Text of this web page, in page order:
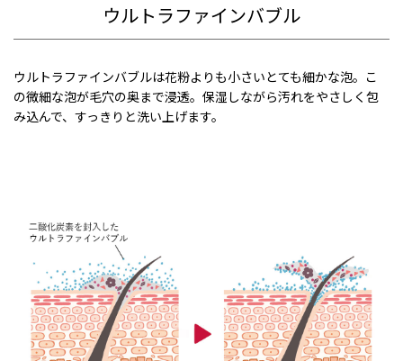
ウルトラファインバブル
ウルトラファインバブルは花粉よりも小さいとても細かな泡。こ
の微細な泡が毛穴の奥まで浸透。保湿しながら汚れをやさしく包
み込んで、すっきりと洗い上げます。